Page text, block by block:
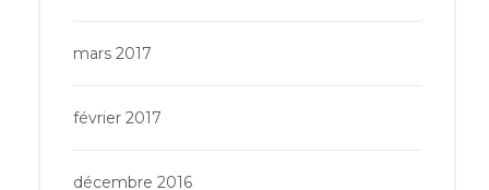
mars 2017
février 2017
décembre 2016